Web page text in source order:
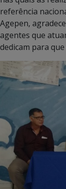
referência
Agepen,
agentes que
dedicam para